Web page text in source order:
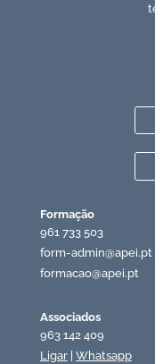
Formação
961 733 503
form-admin@apei.pt
formacao@apei.pt
Associados
963 142 409
Ligar| Whatsapp